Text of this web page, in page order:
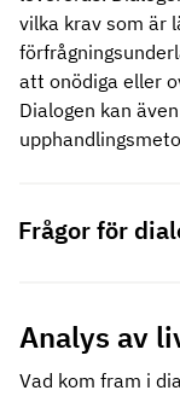
vilka krav som är
att onödiga eller
Dialogen kan
Frågor för
Analys av
Vad kom fram i